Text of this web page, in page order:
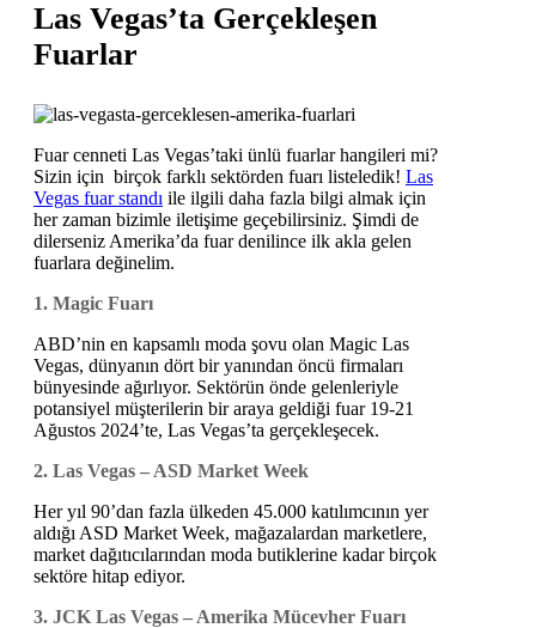
Las Vegas’ta Gerçekleşen
Fuarlar
Fuar cenneti Las Vegas’taki ünlü fuarlar hangileri mi?
Sizin için birçok farklı sektörden fuarı listeledik! Las
Vegas fuar standı ile ilgili daha fazla bilgi almak için
her zaman bizimle iletişime geçebilirsiniz. Şimdi de
dilerseniz Amerika’da fuar denilince ilk akla gelen
fuarlara değinelim.
1. Magic Fuarı
ABD’nin en kapsamlı moda şovu olan Magic Las
Vegas, dünyanın dört bir yanından öncü firmaları
bünyesinde ağırlıyor. Sektörün önde gelenleriyle
potansiyel müşterilerin bir araya geldiği fuar 19-21
Ağustos 2024’te, Las Vegas’ta gerçekleşecek.
2. Las Vegas – ASD Market Week
Her yıl 90’dan fazla ülkeden 45.000 katılımcının yer
aldığı ASD Market Week, mağazalardan marketlere,
market dağıtıcılarından moda butiklerine kadar birçok
sektöre hitap ediyor.
3. JCK Las Vegas – Amerika Mücevher Fuarı